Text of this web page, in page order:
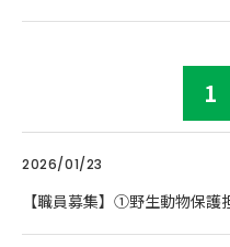
1
2026/01/23
【職員募集】①野生動物保